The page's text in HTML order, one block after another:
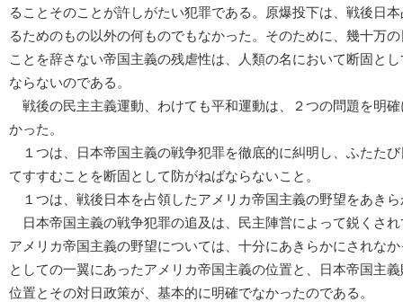
ることそのことが許しがたい犯罪である。原爆投下は、戦後日
るためのもの以外の何ものでもなかった。そのために、幾十万
ことを辞さない帝国主義の残虐性は、人類の名において断固と
ならないのである。
戦後の民主主義運動、わけても平和運動は、２つの問題を明
かった。
１つは、日本帝国主義の戦争犯罪を徹底的に糾明し、ふたた
てすすむことを断固として防がねばならないこと。
１つは、戦後日本を占領したアメリカ帝国主義の野望をあき
日本帝国主義の戦争犯罪の追及は、民主陣営によって鋭くさ
アメリカ帝国主義の野望については、十分にあきらかにされな
としての一翼にあったアメリカ帝国主義の位置と、日本帝国主
位置とその対日政策が、基本的に明確でなかったのである。